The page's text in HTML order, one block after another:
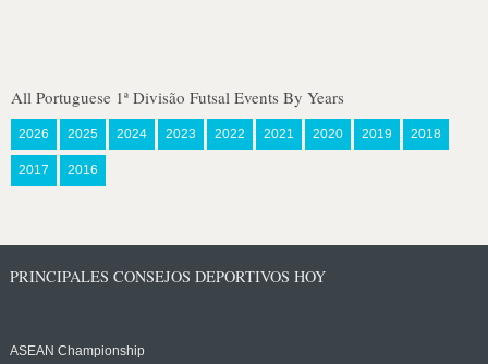
All Portuguese 1ª Divisão Futsal Events By Years
2026 2025 2024 2023 2022 2021 2020 2019 2018
2017 2016
PRINCIPALES CONSEJOS DEPORTIVOS HOY
ASEAN Championship